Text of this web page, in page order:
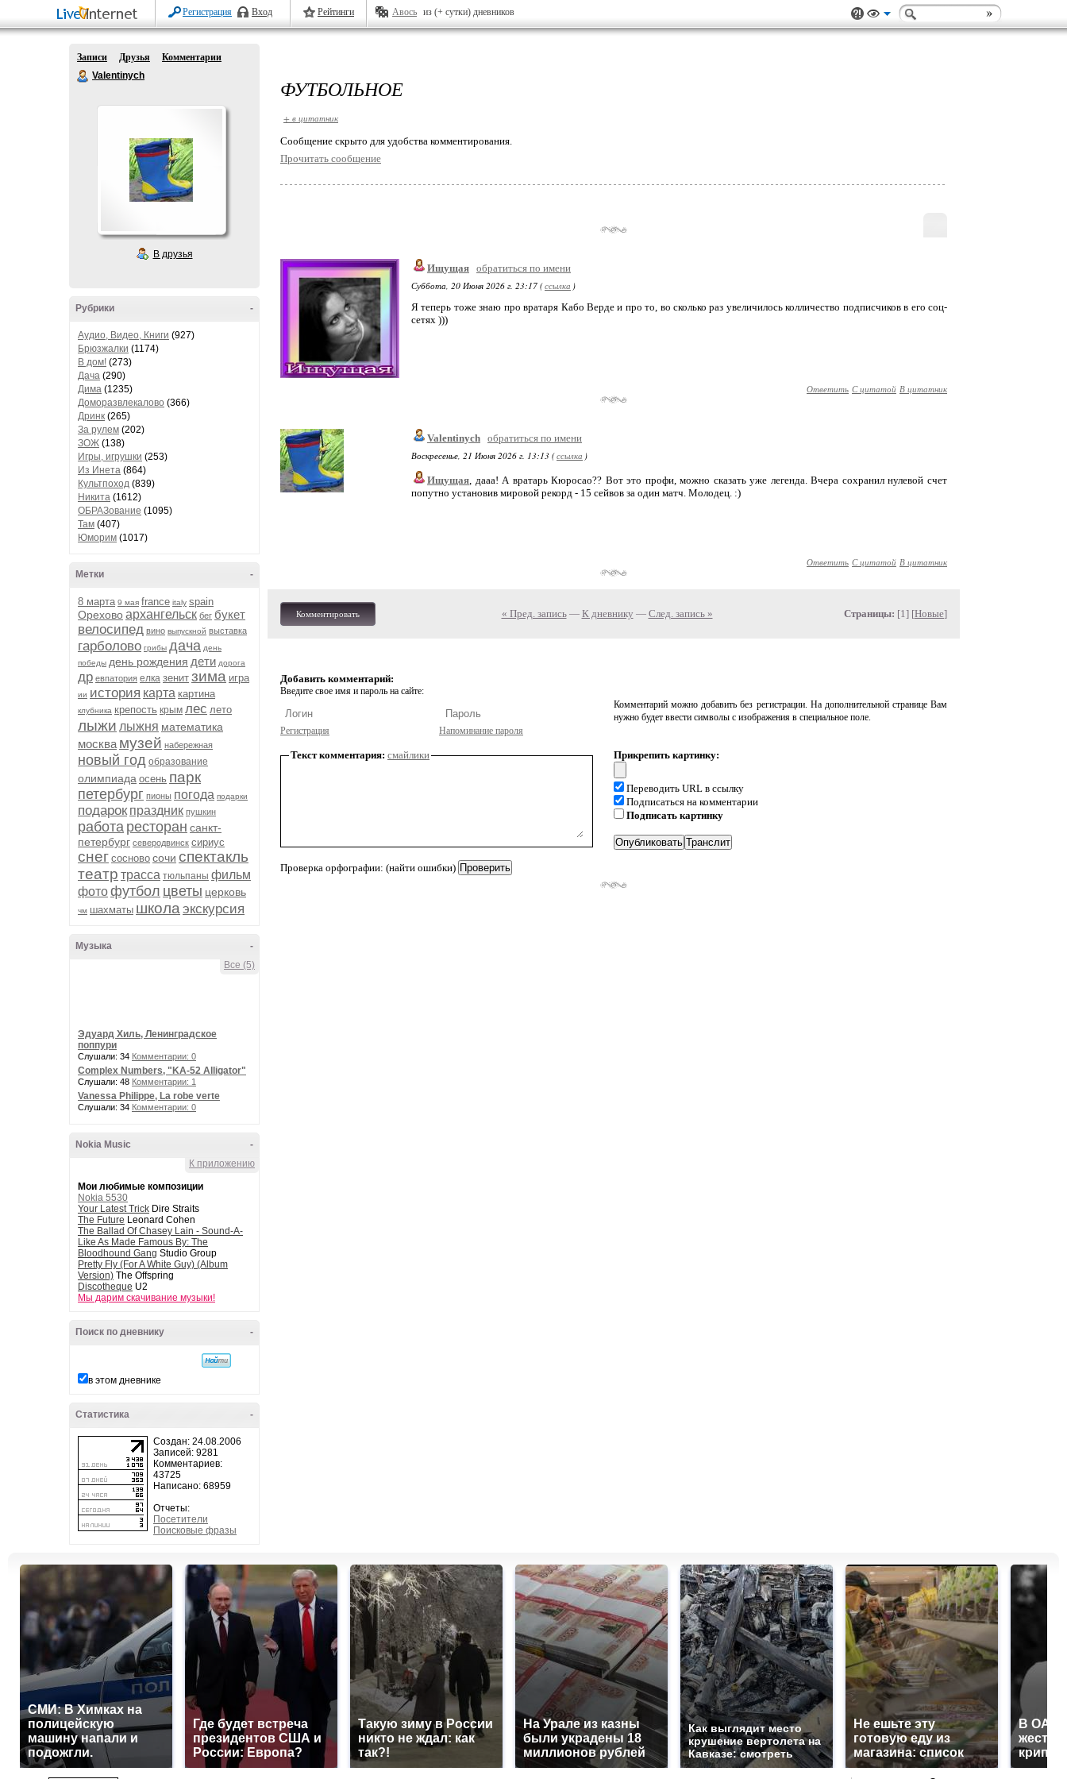
Регистрация Вход Рейтинги Авось из (+ сутки) дневников
Записи Друзья
Комментарии
Valentinych
В друзья
-
Рубрики
Аудио, Видео, Книги (927)
Брюзжалки (1174)
В дом! (273)
Дача (290)
Дима (1235)
Доморазвлекалово (366)
Дринк (265)
За рулем (202)
ЗОЖ (138)
Игры, игрушки (253)
Из Инета (864)
Культпоход (839)
Никита (1612)
ОБРАЗование (1095)
Там (407)
Юморим (1017)
-
Метки
8 марта 9 мая france italy spain
Ореховоархангельск бег букет
велосипед вино выпускной выставка
гарболово грибы дача день
победы день рождения дети дорога
др евпатория елка зенит зима игра
ии история карта картина
клубника крепость крым лес лето
лыжи лыжня математика
москва музей набережная
новый год образование
олимпиада осень парк
петербург пионы погода подарки
подарок праздник пушкин
работа ресторан санкт-
петербург северодвинск сириус
снег сосново сочи спектакль
театр трасса тюльпаны фильм
фотофутбол цветы церковь
чм шахматы школа экскурсия
-
Музыка
Все (5)
Эдуард Хиль, Ленинградское
поппури
Слушали: 34 Комментарии: 0
Complex Numbers, "KA-52 Alligator"
Слушали: 48 Комментарии: 1
Vanessa Philippe, La robe verte
Слушали: 34 Комментарии: 0
-
Nokia Music
К приложению
Мои любимые композиции
Nokia 5530
Your Latest Trick Dire Straits
The Future Leonard Cohen
The Ballad Of Chasey Lain - Sound-A-
Like As Made Famous By: The
Bloodhound Gang Studio Group
Pretty Fly (For A White Guy) (Album
Version) The Offspring
Discotheque U2
Мы дарим скачивание музыки!
-
Поиск по дневнику
в этом дневнике
-
Статистика
Создан: 24.08.2006
Записей: 9281
Комментариев:
43725
Написано: 68959
Отчеты:
Посетители
Поисковые фразы
ФУТБОЛЬНОЕ
+ в цитатник
Cообщение скрыто для удобства комментирования.
Прочитать сообщение
Ищущая обратиться по имени
Суббота, 20 Июня 2026 г. 23:17 (ссылка )
Я теперь тоже знаю про вратаря Кабо Верде и про то, во сколько раз увеличилось колличество подписчиков в его соц-
сетях )))
Ответить С цитатой В цитатник
Valentinych обратиться по имени
Воскресенье, 21 Июня 2026 г. 13:13 (ссылка )
Ищущая, дааа! А вратарь Кюросао?? Вот это профи, можно сказать уже легенда. Вчера сохранил нулевой счет
попутно установив мировой рекорд - 15 сейвов за один матч. Молодец. :)
Ответить С цитатой В цитатник
Комментировать « Пред. запись— К дневнику — След. запись » Страницы: [1] [Новые]
Добавить комментарий:
Введите свое имя и пароль на сайте:
Регистрация Напоминание пароля
Комментарий можно добавить без регистрации. На дополнительной странице Вам
нужно будет ввести символы с изображения в специальное поле.
Текст комментария: смайлики
Проверка орфографии: (найти ошибки)
Прикрепить картинку:
Переводить URL в ссылку
Подписаться на комментарии
Подписать картинку
СМИ: В Химках на
полицейскую
машину напали и
подожгли.
Где будет встреча
президентов США и
России: Европа?
Такую зиму в России
никто не ждал: как
так?!
На Урале из казны
были украдены 18
миллионов рублей
Как выглядит место
крушение вертолета на
Кавказе: смотреть
Не ешьте эту
готовую еду из
магазина: список
В ОАЭ